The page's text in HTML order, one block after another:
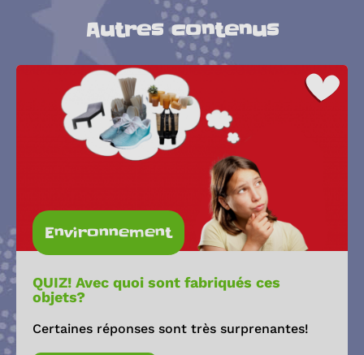
Autres contenus
Environnement
QUIZ! Avec quoi sont fabriqués ces
objets?
Certaines réponses sont très surprenantes!